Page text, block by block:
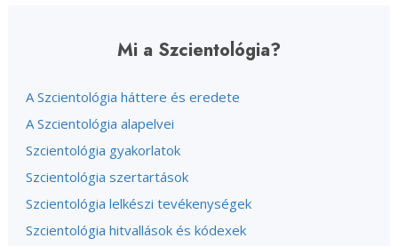
Mi a Szcientológia?
A Szcientológia háttere és eredete
A Szcientológia alapelvei
Szcientológia gyakorlatok
Szcientológia szertartások
Szcientológia lelkészi tevékenységek
Szcientológia hitvallások és kódexek